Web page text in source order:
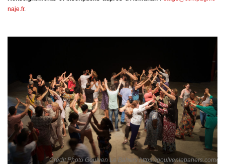
naje.fr.
Crédit Photo Goulven Le Bahers https://goulvenlebahers.com/